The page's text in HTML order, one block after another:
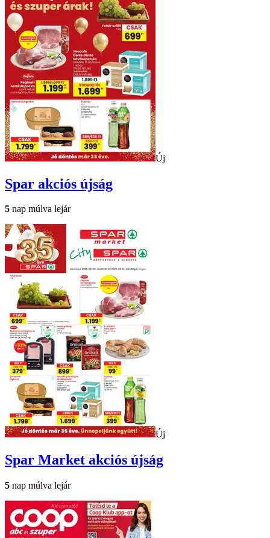
Új
Spar akciós újság
5 nap múlva lejár
Új
Spar Market akciós újság
5 nap múlva lejár